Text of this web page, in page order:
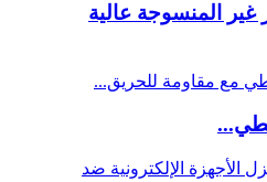
غير المنسوجة عالية